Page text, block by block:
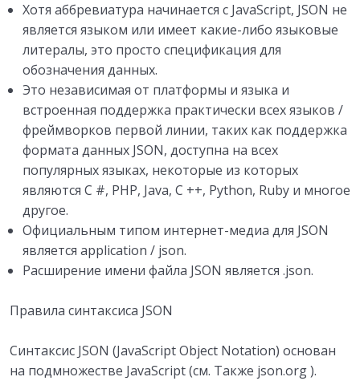
Хотя аббревиатура начинается с JavaScript, JSON не
является языком или имеет какие-либо языковые
литералы, это просто спецификация для
обозначения данных.
Это независимая от платформы и языка и
встроенная поддержка практически всех языков /
фреймворков первой линии, таких как поддержка
формата данных JSON, доступна на всех
популярных языках, некоторые из которых
являются C #, PHP, Java, C ++, Python, Ruby и многое
другое.
Официальным типом интернет-медиа для JSON
является application / json.
Расширение имени файла JSON является .json.
Правила синтаксиса JSON
Синтаксис JSON (JavaScript Object Notation) основан
на подмножестве JavaScript (см. Также json.org ).